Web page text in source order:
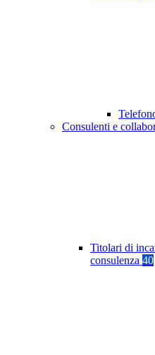
Consulenti e
Titolari di
consulenza 40